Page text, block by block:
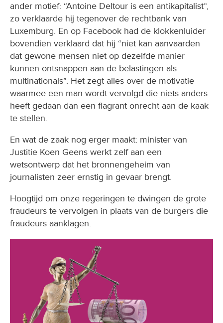
ander motief: “Antoine Deltour is een antikapitalist”,
zo verklaarde hij tegenover de rechtbank van
Luxemburg. En op Facebook had de klokkenluider
bovendien verklaard dat hij “niet kan aanvaarden
dat gewone mensen niet op dezelfde manier
kunnen ontsnappen aan de belastingen als
multinationals”. Het zegt alles over de motivatie
waarmee een man wordt vervolgd die niets anders
heeft gedaan dan een flagrant onrecht aan de kaak
te stellen.
En wat de zaak nog erger maakt: minister van
Justitie Koen Geens werkt zelf aan een
wetsontwerp dat het bronnengeheim van
journalisten zeer ernstig in gevaar brengt.
Hoogtijd om onze regeringen te dwingen de grote
fraudeurs te vervolgen in plaats van de burgers die
fraudeurs aanklagen.